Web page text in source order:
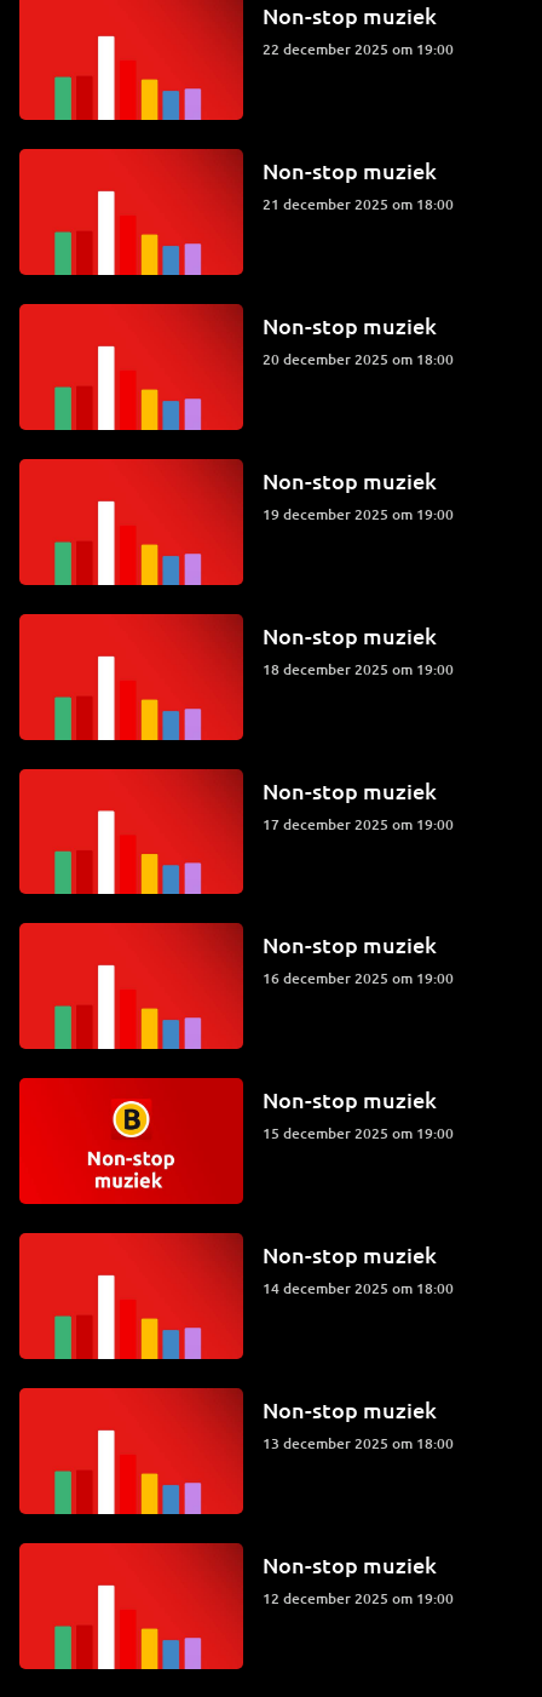
Non-stop muziek
22 december 2025 om 19:00
Non-stop muziek
21 december 2025 om 18:00
Non-stop muziek
20 december 2025 om 18:00
Non-stop muziek
19 december 2025 om 19:00
Non-stop muziek
18 december 2025 om 19:00
Non-stop muziek
17 december 2025 om 19:00
Non-stop muziek
16 december 2025 om 19:00
Non-stop muziek
15 december 2025 om 19:00
Non-stop muziek
14 december 2025 om 18:00
Non-stop muziek
13 december 2025 om 18:00
Non-stop muziek
12 december 2025 om 19:00